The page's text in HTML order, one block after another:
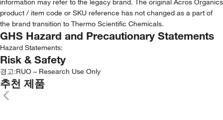
information may refer to the legacy brand. The original Acros Organics
product / item code or SKU reference has not changed as a part of
the brand transition to Thermo Scientific Chemicals.
GHS Hazard and Precautionary Statements
Hazard Statements:
Risk & Safety
경고:RUO – Research Use Only
추천 제품